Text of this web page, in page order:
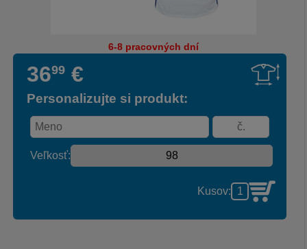
6-8 pracovných dní
3699 €
Personalizujte si produkt:
Veľkosť:
Kusov: